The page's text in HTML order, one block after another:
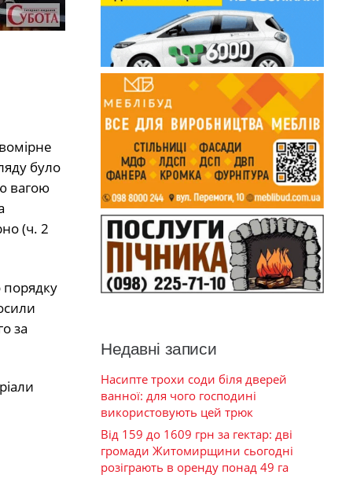
було
вагою
(ч. 2
порядку
за
Недавні записи
Насипте трохи соди біля дверей
ванної: для чого господині
використовують цей трюк
Від 159 до 1609 грн за гектар: дві
громади Житомирщини сьогодні
розіграють в оренду понад 49 га